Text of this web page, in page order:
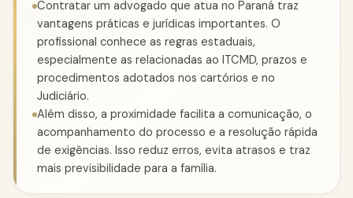
Contratar um advogado que atua no Paraná traz
vantagens práticas e jurídicas importantes. O
profissional conhece as regras estaduais,
especialmente as relacionadas ao ITCMD, prazos e
procedimentos adotados nos cartórios e no
Judiciário.
Além disso, a proximidade facilita a comunicação, o
acompanhamento do processo e a resolução rápida
de exigências. Isso reduz erros, evita atrasos e traz
mais previsibilidade para a família.